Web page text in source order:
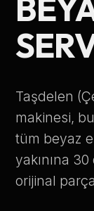
Taşdelen
makinesi,
tüm beyaz
yakınına
orijinal
Telefon